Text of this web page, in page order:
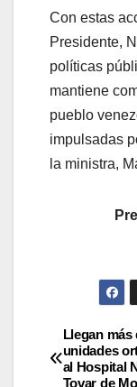
Con estas
Presidente,
políticas
mantiene
pueblo
impulsadas
la ministra,
Llegan más
unidades
al Hospital
Tovar de